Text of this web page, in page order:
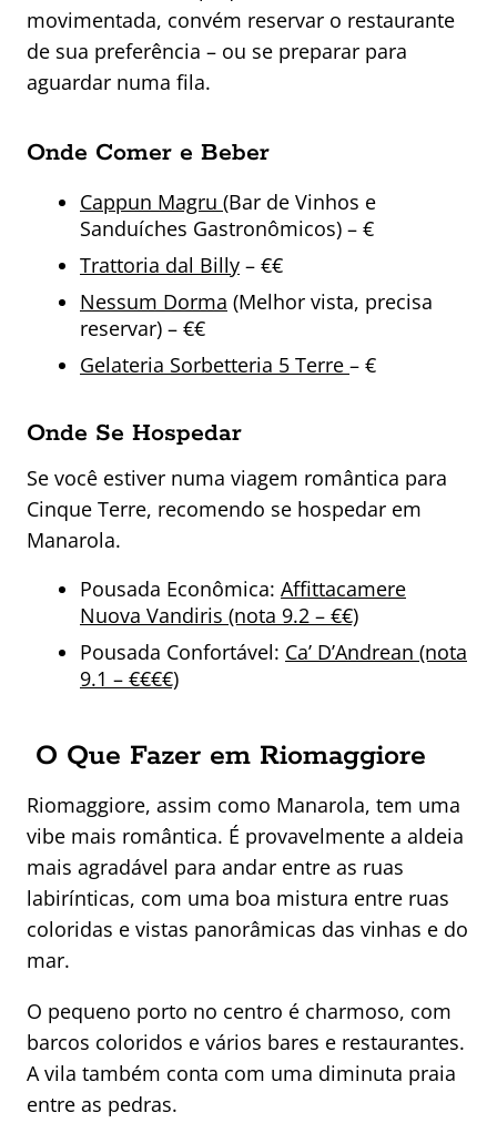
movimentada, convém reservar o restaurante
de sua preferência – ou se preparar para
aguardar numa fila.
Onde Comer e Beber
Cappun Magru (Bar de Vinhos e
Sanduíches Gastronômicos) – €
Trattoria dal Billy – €€
Nessum Dorma (Melhor vista, precisa
reservar) – €€
Gelateria Sorbetteria 5 Terre – €
Onde Se Hospedar
Se você estiver numa viagem romântica para
Cinque Terre, recomendo se hospedar em
Manarola.
Pousada Econômica: Affittacamere
Nuova Vandiris (nota 9.2 – €€)
Pousada Confortável: Ca’ D’Andrean (nota
9.1 – €€€€)
O Que Fazer em Riomaggiore
Riomaggiore, assim como Manarola, tem uma
vibe mais romântica. É provavelmente a aldeia
mais agradável para andar entre as ruas
labirínticas, com uma boa mistura entre ruas
coloridas e vistas panorâmicas das vinhas e do
mar.
O pequeno porto no centro é charmoso, com
barcos coloridos e vários bares e restaurantes.
A vila também conta com uma diminuta praia
entre as pedras.